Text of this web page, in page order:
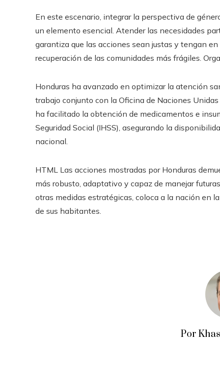
En este escenario, integrar la perspectiva de
un elemento esencial. Atender las necesidades
garantiza que las acciones sean justas y tengan
recuperación de las comunidades más frágiles.
Honduras ha avanzado en optimizar la atención
trabajo conjunto con la Oficina de Naciones
ha facilitado la obtención de medicamentos e
Seguridad Social (IHSS), asegurando la
nacional.
HTML Las acciones mostradas por Honduras
más robusto, adaptativo y capaz de manejar
otras medidas estratégicas, coloca a la nación en
de sus habitantes.
Por